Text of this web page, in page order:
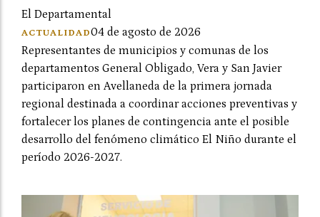
El Departamental
ACTUALIDAD04 de agosto de 2026
Representantes de municipios y comunas de los
departamentos General Obligado, Vera y San Javier
participaron en Avellaneda de la primera jornada
regional destinada a coordinar acciones preventivas y
fortalecer los planes de contingencia ante el posible
desarrollo del fenómeno climático El Niño durante el
período 2026-2027.